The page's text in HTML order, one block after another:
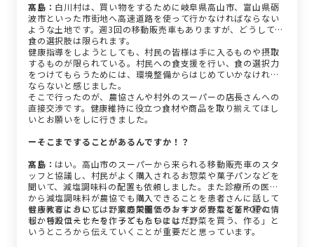
髙島： 白川村は、買い物をするために岐阜県高山市、富山県砺
波市といった市街地へ高速道路を使って行かなければならない
ような土地です。週3回の移動販売車もありますが、どうしても
食の選択肢は限られます。
健康指導をしようとしても、村民の皆様は手に入るものや摂取
するものが限られている。村民への食支援を行い、食の選択力
をつけてもらうためには、環境整備からはじめていかなければ
ならないと感じました。
そこで行ったのが、農協さんや村外のスーパーの店長さんへの
直接交渉です。健康維持に役立つ食材や商品を取り揃えてほし
いとお願いをしに行きました。
ーそこまですることがあるんですか！？
髙島： はい。高山市のスーパーから来られる移動販売車のスタ
ッフと協議し、村民がよく購入されるお惣菜や菓子パンなどを
聞いて、減塩調味料の配置も依頼しました。また診療所の医師
から減塩調味料が農協でも購入できることを患者さんに話して
もらえるようにし、野菜の栄養価ランキング表などをPOPに
し、特設コーナーを作ってもらいました。
健康教育においては、家庭菜園でのおすすめ野菜を苗や種の情
報からお伝えしたり、子どもたちには「野菜を買う、作る」と
いうところから伝えていくことが重要だと思っています。